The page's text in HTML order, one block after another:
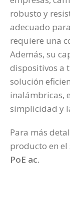
robusto y
adecuado
requiere una
Además, su
dispositivos a
solución
inalámbricas,
simplicidad y
Para más
producto en
PoE ac.